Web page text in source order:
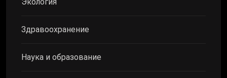
Здравоохранение
Наука и образование